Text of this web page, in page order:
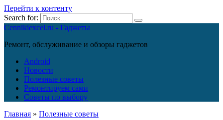
Перейти к контенту
Search for:
Cennikiexcel.ru - Гаджеты
Ремонт, обслуживание и обзоры гаджетов
Android
Новости
Полезные советы
Ремонтируем сами
Советы по выбору
Главная » Полезные советы